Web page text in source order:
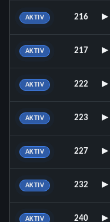
AKTIV 216 ▸
AKTIV 217 ▸
AKTIV 222 ▸
AKTIV 223 ▸
AKTIV 227 ▸
AKTIV 232 ▸
AKTIV 240 ▸